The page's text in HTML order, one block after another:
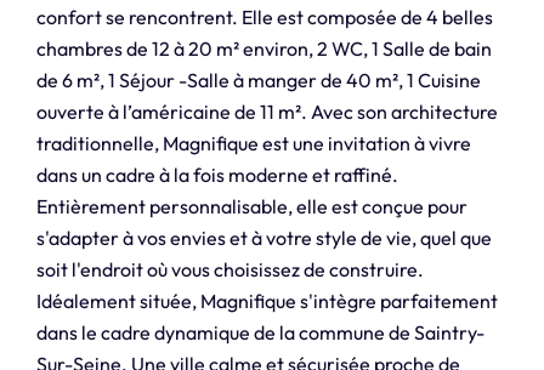
confort se rencontrent. Elle est composée de 4 belles
chambres de 12 à 20 m² environ, 2 WC, 1 Salle de bain
de 6 m², 1 Séjour -Salle à manger de 40 m², 1 Cuisine
ouverte à l’américaine de 11 m². Avec son architecture
traditionnelle, Magnifique est une invitation à vivre
dans un cadre à la fois moderne et raffiné.
Entièrement personnalisable, elle est conçue pour
s'adapter à vos envies et à votre style de vie, quel que
soit l'endroit où vous choisissez de construire.
Idéalement située, Magnifique s'intègre parfaitement
dans le cadre dynamique de la commune de Saintry-
Sur-Seine. Une ville calme et sécurisée proche de